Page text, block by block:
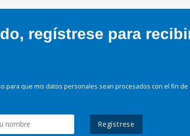
regístrese para
para que mis datos personales sean procesados con el fin
Regístrese